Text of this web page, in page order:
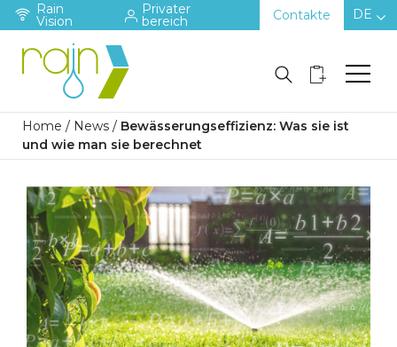
Rain
Vision
Privater
bereich Contakte DE
Home / News / Bewässerungseffizienz: Was sie ist
und wie man sie berechnet